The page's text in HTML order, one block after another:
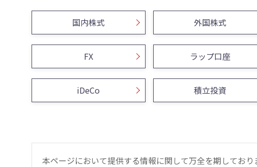
国内株式 外国株式
FX ラップ口座
iDeCo 積立投資
本ページにおいて提供する情報に関して万全を期してお